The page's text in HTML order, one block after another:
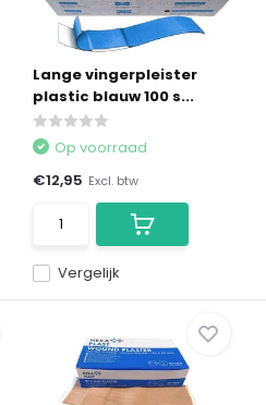
Lange vingerpleister
plastic blauw 100 s...
Vergelijk
Op voorraad
€12,95 Excl. btw